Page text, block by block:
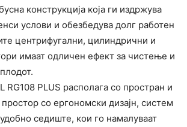
конструкција која ги издржува
услови и обезбедува долг работен
центрифугални, цилиндрични и
имаат одличен ефект за чистење и
RG108 PLUS располага со простран и
со ергономски дизајн, систем
седиште, кои го намалуваат